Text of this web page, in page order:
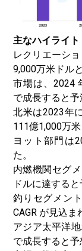
主なハイライト
レクリエーシ
9,000万米ドル
市場は、2024
で成長すると予
北米は2023年
111億1,000万
ヨット部門は
た。
内燃機関セグ
ドルに達する
釣りセグメン
CAGR が見込ま
アジア太平洋
で成長すると予